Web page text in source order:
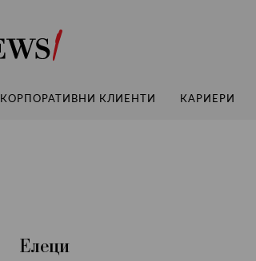
Andrews
КОРПОРАТИВНИ КЛИЕНТИ КАРИЕРИ
Елеци